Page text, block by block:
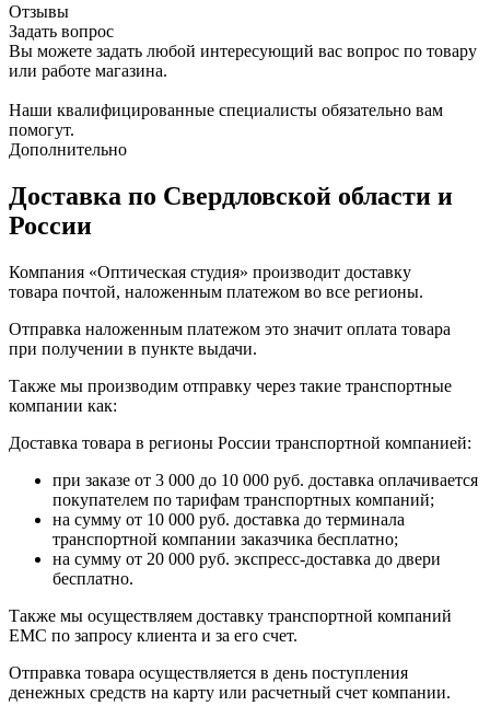
Отзывы
Задать вопрос
Вы можете задать любой интересующий вас вопрос по товару
или работе магазина.
Наши квалифицированные специалисты обязательно вам
помогут.
Дополнительно
Доставка по Свердловской области и
России
Компания «Оптическая студия» производит доставку
товара почтой, наложенным платежом во все регионы.
Отправка наложенным платежом это значит оплата товара
при получении в пункте выдачи.
Также мы производим отправку через такие транспортные
компании как:
Доставка товара в регионы России транспортной компанией:
при заказе от 3 000 до 10 000 руб. доставка оплачивается
покупателем по тарифам транспортных компаний;
на сумму от 10 000 руб. доставка до терминала
транспортной компании заказчика бесплатно;
на сумму от 20 000 руб. экспресс-доставка до двери
бесплатно.
Также мы осуществляем доставку транспортной компаний
EMC по запросу клиента и за его счет.
Отправка товара осуществляется в день поступления
денежных средств на карту или расчетный счет компании.